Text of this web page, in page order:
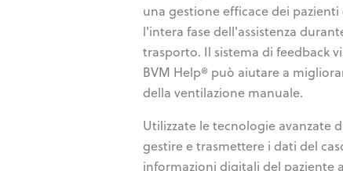
una gestione efficace dei pazienti
l'intera fase dell'assistenza
trasporto. Il sistema di feedback
BVM Help® può aiutare a
della ventilazione manuale.
Utilizzate le tecnologie avanzate
gestire e trasmettere i dati del
informazioni digitali del paziente